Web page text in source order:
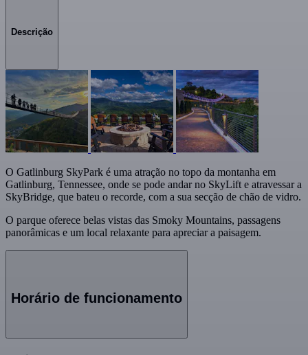
Descrição
O Gatlinburg SkyPark é uma atração no topo da montanha em
Gatlinburg, Tennessee, onde se pode andar no SkyLift e atravessar a
SkyBridge, que bateu o recorde, com a sua secção de chão de vidro.
O parque oferece belas vistas das Smoky Mountains, passagens
panorâmicas e um local relaxante para apreciar a paisagem.
Horário de funcionamento